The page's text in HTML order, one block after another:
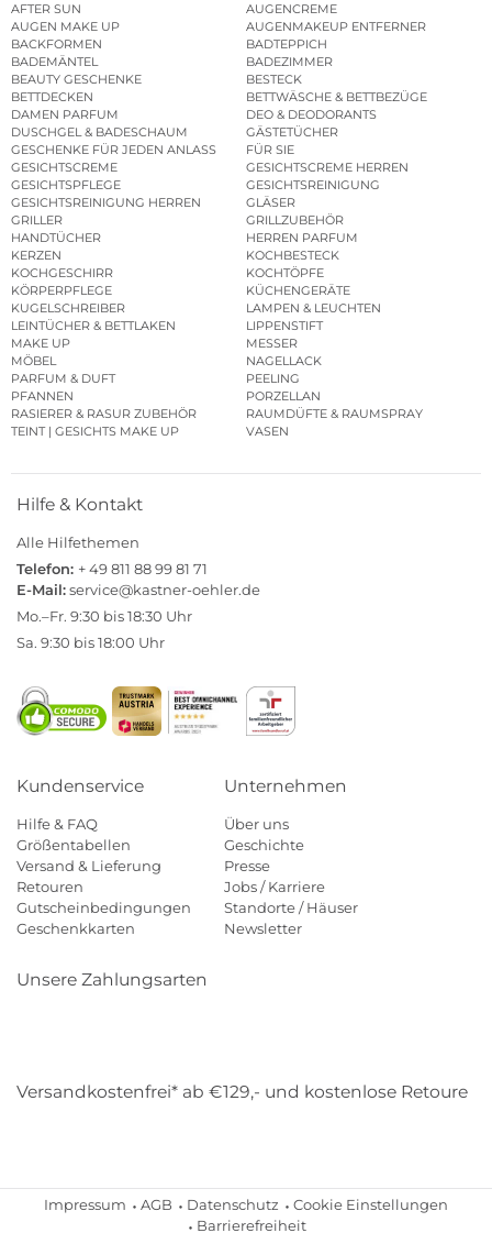
AFTER SUN
AUGENCREME
AUGEN MAKE UP
AUGENMAKEUP ENTFERNER
BACKFORMEN
BADTEPPICH
BADEMÄNTEL
BADEZIMMER
BEAUTY GESCHENKE
BESTECK
BETTDECKEN
BETTWÄSCHE & BETTBEZÜGE
DAMEN PARFUM
DEO & DEODORANTS
DUSCHGEL & BADESCHAUM
GÄSTETÜCHER
GESCHENKE FÜR JEDEN ANLASS
FÜR SIE
GESICHTSCREME
GESICHTSCREME HERREN
GESICHTSPFLEGE
GESICHTSREINIGUNG
GESICHTSREINIGUNG HERREN
GLÄSER
GRILLER
GRILLZUBEHÖR
HANDTÜCHER
HERREN PARFUM
KERZEN
KOCHBESTECK
KOCHGESCHIRR
KOCHTÖPFE
KÖRPERPFLEGE
KÜCHENGERÄTE
KUGELSCHREIBER
LAMPEN & LEUCHTEN
LEINTÜCHER & BETTLAKEN
LIPPENSTIFT
MAKE UP
MESSER
MÖBEL
NAGELLACK
PARFUM & DUFT
PEELING
PFANNEN
PORZELLAN
RASIERER & RASUR ZUBEHÖR
RAUMDÜFTE & RAUMSPRAY
TEINT | GESICHTS MAKE UP
VASEN
Hilfe & Kontakt
Alle Hilfethemen
Telefon: + 49 811 88 99 81 71
E-Mail:service@kastner-oehler.de
Mo.–Fr. 9:30 bis 18:30 Uhr
Sa. 9:30 bis 18:00 Uhr
Kundenservice
Hilfe & FAQ
Größentabellen
Versand & Lieferung
Retouren
Gutscheinbedingungen
Geschenkkarten
Unternehmen
Über uns
Geschichte
Presse
Jobs / Karriere
Standorte / Häuser
Newsletter
Unsere Zahlungsarten
Versandkostenfrei* ab €129,- und kostenlose Retoure
Impressum AGB Datenschutz
Cookie Einstellungen
Barrierefreiheit